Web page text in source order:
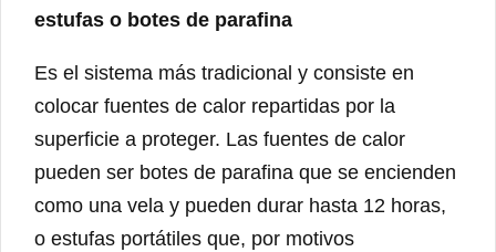
estufas o botes de parafina
Es el sistema más tradicional y consiste en
colocar fuentes de calor repartidas por la
superficie a proteger. Las fuentes de calor
pueden ser botes de parafina que se encienden
como una vela y pueden durar hasta 12 horas,
o estufas portátiles que, por motivos